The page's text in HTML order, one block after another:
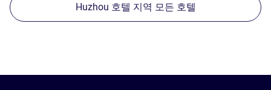
Huzhou 호텔 지역 모든 호텔